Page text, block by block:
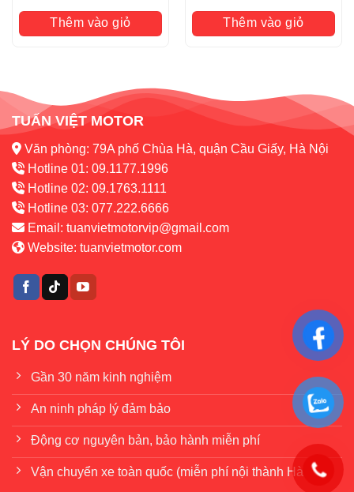
– Hỗ trợ thanh toán quẹt thẻ
– Hỗ trợ trả góp qua thẻ tín dụng
– Hỗ Trợ Làm bằng A2: PKL
Thêm vào giỏ Thêm vào giỏ
TUẤN VIỆT MOTOR
Văn phòng: 79A phố Chùa Hà, quận Cầu Giấy, Hà Nội
Hotline 01: 09.1177.1996
Hotline 02: 09.1763.1111
Hotline 03: 077.222.6666
Email: tuanvietmotorvip@gmail.com
Website: tuanvietmotor.com
LÝ DO CHỌN CHÚNG TÔI
Gần 30 năm kinh nghiệm
An ninh pháp lý đảm bảo
Động cơ nguyên bản, bảo hành miễn phí
Vận chuyển xe toàn quốc (miễn phí nội thành Hà Nội)